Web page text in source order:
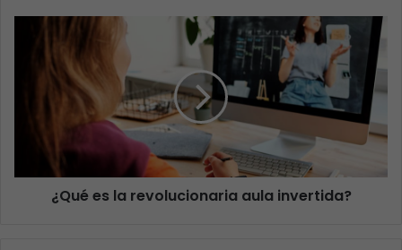
¿Qué es la revolucionaria aula invertida?